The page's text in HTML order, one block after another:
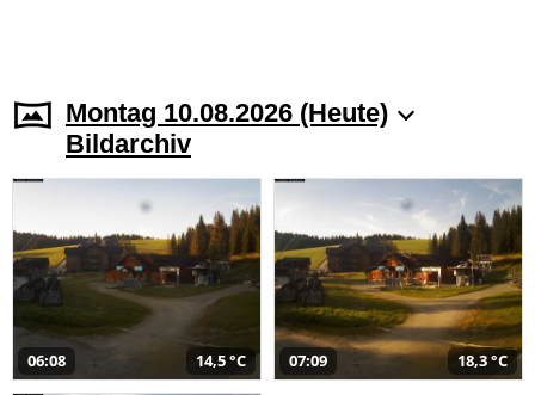
Montag 10.08.2026 (Heute)
Bildarchiv
06:08 14,5 °C 07:09 18,3 °C